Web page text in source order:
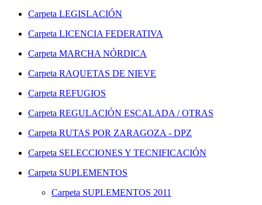
Carpeta LEGISLACIÓN
Carpeta LICENCIA FEDERATIVA
Carpeta MARCHA NÓRDICA
Carpeta RAQUETAS DE NIEVE
Carpeta REFUGIOS
Carpeta REGULACIÓN ESCALADA / OTRAS
Carpeta RUTAS POR ZARAGOZA - DPZ
Carpeta SELECCIONES Y TECNIFICACIÓN
Carpeta SUPLEMENTOS
Carpeta SUPLEMENTOS 2011